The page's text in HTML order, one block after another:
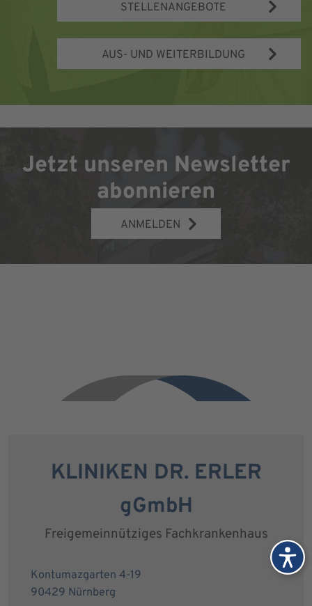
STELLENANGEBOTE
AUS- UND WEITERBILDUNG
Jetzt unseren Newsletter
abonnieren
ANMELDEN
KLINIKEN DR. ERLER
gGmbH
Freigemeinnütziges Fachkrankenhaus
Kontumazgarten 4-19
90429 Nürnberg